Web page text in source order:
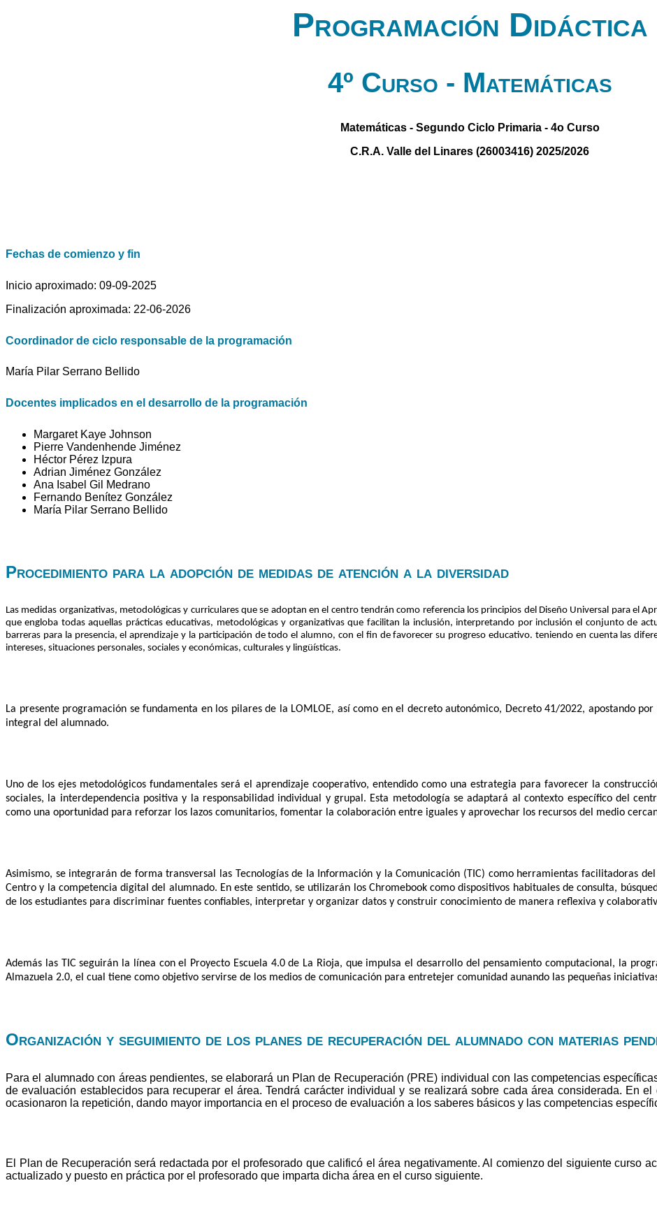
Programación Didáctica
4º Curso - Matemáticas
Matemáticas - Segundo Ciclo Primaria - 4o Curso
C.R.A. Valle del Linares (26003416) 2025/2026
Fechas de comienzo y fin
Inicio aproximado: 09-09-2025
Finalización aproximada: 22-06-2026
Coordinador de ciclo responsable de la programación
María Pilar Serrano Bellido
Docentes implicados en el desarrollo de la programación
Margaret Kaye Johnson
Pierre Vandenhende Jiménez
Héctor Pérez Izpura
Adrian Jiménez González
Ana Isabel Gil Medrano
Fernando Benítez González
María Pilar Serrano Bellido
Procedimiento para la adopción de medidas de atención a la diversidad
Las medidas organizativas, metodológicas y curriculares que se adoptan en el centro tendrán como referencia los principios del Diseño Universal para el
que engloba todas aquellas prácticas educativas, metodológicas y organizativas que facilitan la inclusión, interpretando por inclusión el conjunto de
barreras para la presencia, el aprendizaje y la participación de todo el alumno, con el fin de favorecer su progreso educativo. teniendo en cuenta las
intereses, situaciones personales, sociales y económicas, culturales y lingüísticas.
La presente programación se fundamenta en los pilares de la LOMLOE, así como en el decreto autonómico, Decreto 41/2022, apostando
integral del alumnado.
Uno de los ejes metodológicos fundamentales será el aprendizaje cooperativo, entendido como una estrategia para favorecer la
sociales, la interdependencia positiva y la responsabilidad individual y grupal. Esta metodología se adaptará al contexto específico del
como una oportunidad para reforzar los lazos comunitarios, fomentar la colaboración entre iguales y aprovechar los recursos del medio
Asimismo, se integrarán de forma transversal las Tecnologías de la Información y la Comunicación (TIC) como herramientas facilitadoras
Centro y la competencia digital del alumnado. En este sentido, se utilizarán los Chromebook como dispositivos habituales de consulta,
de los estudiantes para discriminar fuentes confiables, interpretar y organizar datos y construir conocimiento de manera reflexiva y
Además las TIC seguirán la línea con el Proyecto Escuela 4.0 de La Rioja, que impulsa el desarrollo del pensamiento computacional, la
Almazuela 2.0, el cual tiene como objetivo servirse de los medios de comunicación para entretejer comunidad aunando las pequeñas
Organización y seguimiento de los planes de recuperación del alumnado con materias
Para el alumnado con áreas pendientes, se elaborará un Plan de Recuperación (PRE) individual con las competencias
de evaluación establecidos para recuperar el área. Tendrá carácter individual y se realizará sobre cada área considerada. En
ocasionaron la repetición, dando mayor importancia en el proceso de evaluación a los saberes básicos y las competencias
El Plan de Recuperación será redactada por el profesorado que calificó el área negativamente. Al comienzo del siguiente curso
actualizado y puesto en práctica por el profesorado que imparta dicha área en el curso siguiente.